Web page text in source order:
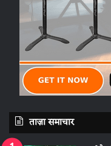
ताज़ा समाचार